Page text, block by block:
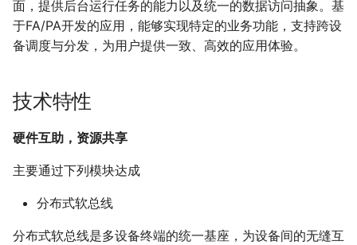
面，提供后台运行任务的能力以及统一的数据访问抽象。基
于FA/PA开发的应用，能够实现特定的业务功能，支持跨设
备调度与分发，为用户提供一致、高效的应用体验。
技术特性
硬件互助，资源共享
主要通过下列模块达成
分布式软总线
分布式软总线是多设备终端的统一基座，为设备间的无缝互